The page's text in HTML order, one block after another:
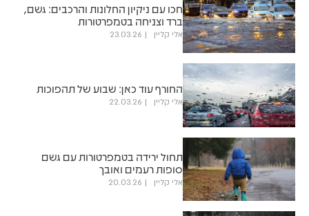
חכו עם ניקיון החלונות והרכבים: גשם,
ברד וצניחה בטמפרטורות
אלי קליין 23.03.26
החורף עוד כאן: שבוע של תהפוכות
אלי קליין 22.03.26
תחול ירידה בטמפרטורות עם גשם
סופות רעמים ואובך
אלי קליין 20.03.26